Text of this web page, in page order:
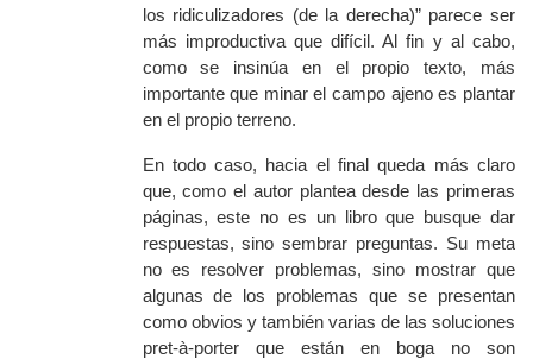
los ridiculizadores (de la derecha)” parece ser
más improductiva que difícil. Al fin y al cabo,
como se insinúa en el propio texto, más
importante que minar el campo ajeno es plantar
en el propio terreno.
En todo caso, hacia el final queda más claro
que, como el autor plantea desde las primeras
páginas, este no es un libro que busque dar
respuestas, sino sembrar preguntas. Su meta
no es resolver problemas, sino mostrar que
algunas de los problemas que se presentan
como obvios y también varias de las soluciones
pret-à-porterque están en boga no son